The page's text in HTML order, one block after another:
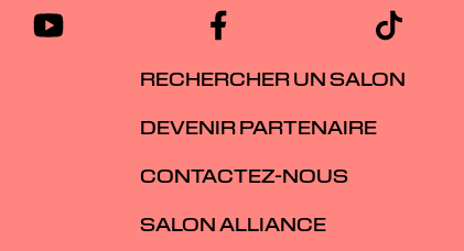
RECHERCHER UN SALON
DEVENIR PARTENAIRE
CONTACTEZ-NOUS
SALON ALLIANCE